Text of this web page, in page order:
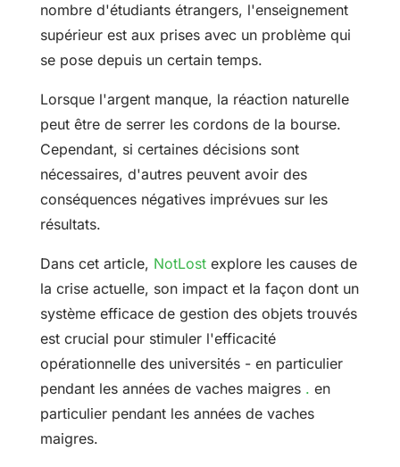
nombre d'étudiants étrangers, l'enseignement
supérieur est aux prises avec un problème qui
se pose depuis un certain temps.
Lorsque l'argent manque, la réaction naturelle
peut être de serrer les cordons de la bourse.
Cependant, si certaines décisions sont
nécessaires, d'autres peuvent avoir des
conséquences négatives imprévues sur les
résultats.
Dans cet article, NotLostexplore les causes de
la crise actuelle, son impact et la façon dont un
système efficace de gestion des objets trouvés
est crucial pour stimuler l'efficacité
opérationnelle des universités - enparticulier
pendant les années de vaches maigres . en
particulier pendant les années de vaches
maigres.